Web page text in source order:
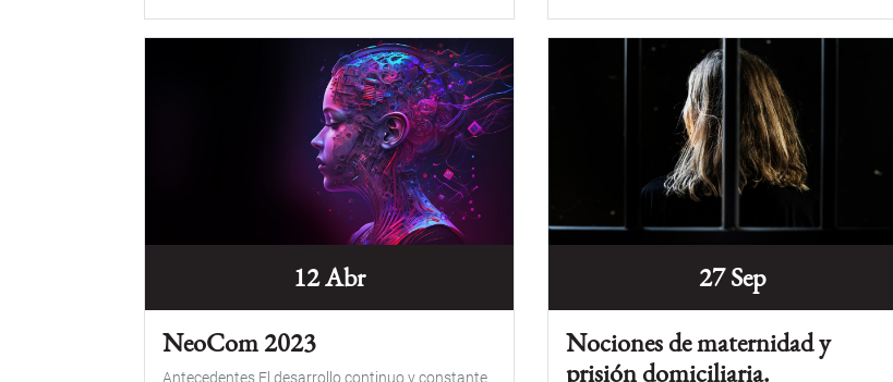
12 Abr
NeoCom 2023
Antecedentes El desarrollo continuo y constante
27 Sep
Nociones de maternidad y
prisión domiciliaria.